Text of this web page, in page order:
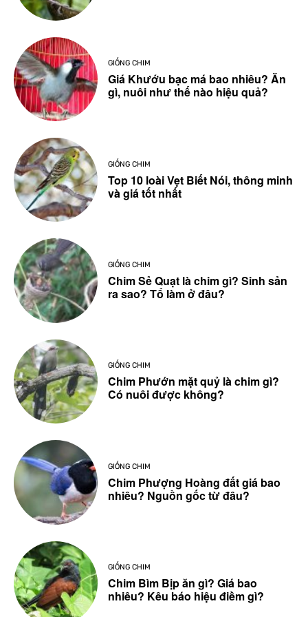
GIỐNG CHIM
Giá Khướu bạc má bao nhiêu? Ăn
gì, nuôi như thế nào hiệu quả?
GIỐNG CHIM
Top 10 loài Vẹt Biết Nói, thông minh
và giá tốt nhất
GIỐNG CHIM
Chim Sẻ Quạt là chim gì? Sinh sản
ra sao? Tổ làm ở đâu?
GIỐNG CHIM
Chim Phướn mặt quỷ là chim gì?
Có nuôi được không?
GIỐNG CHIM
Chim Phượng Hoàng đất giá bao
nhiêu? Nguồn gốc từ đâu?
GIỐNG CHIM
Chim Bìm Bịp ăn gì? Giá bao
nhiêu? Kêu báo hiệu điềm gì?